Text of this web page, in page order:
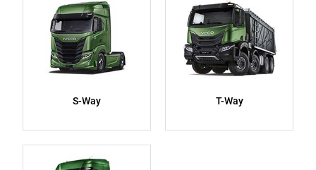
S-Way T-Way